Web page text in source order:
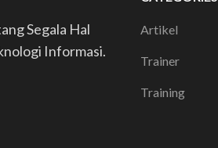
Segala Hal
Informasi.
Artikel
Trainer
Training